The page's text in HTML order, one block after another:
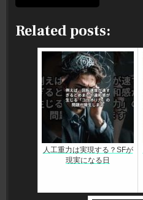
Related posts:
人工重力は実現する？SFが
現実になる日